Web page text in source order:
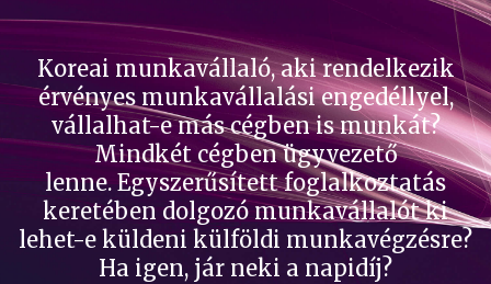
Koreai munkavállaló, aki rendelkezik
érvényes munkavállalási engedéllyel,
vállalhat-e más cégben is munkát?
Mindkét cégben ügyvezető
lenne. Egyszerűsített foglalkoztatás
keretében dolgozó munkavállalót ki
lehet-e küldeni külföldi munkavégzésre?
Ha igen, jár neki a napidíj?